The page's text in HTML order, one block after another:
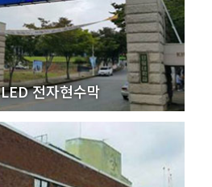
LED 전자현수막